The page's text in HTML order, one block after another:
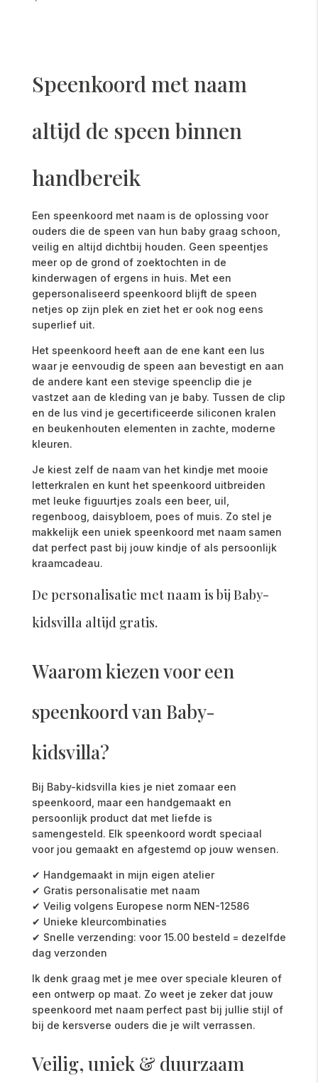
Speenkoord met naam
altijd de speen binnen
handbereik
Een speenkoord met naam is de oplossing voor
ouders die de speen van hun baby graag schoon,
veilig en altijd dichtbij houden. Geen speentjes
meer op de grond of zoektochten in de
kinderwagen of ergens in huis. Met een
gepersonaliseerd speenkoord blijft de speen
netjes op zijn plek en ziet het er ook nog eens
superlief uit.
Het speenkoord heeft aan de ene kant een lus
waar je eenvoudig de speen aan bevestigt en aan
de andere kant een stevige speenclip die je
vastzet aan de kleding van je baby. Tussen de clip
en de lus vind je gecertificeerde siliconen kralen
en beukenhouten elementen in zachte, moderne
kleuren.
Je kiest zelf de naam van het kindje met mooie
letterkralen en kunt het speenkoord uitbreiden
met leuke figuurtjes zoals een beer, uil,
regenboog, daisybloem, poes of muis. Zo stel je
makkelijk een uniek speenkoord met naam samen
dat perfect past bij jouw kindje of als persoonlijk
kraamcadeau.
De personalisatie met naam is bij Baby-
kidsvilla altijd gratis.
Waarom kiezen voor een
speenkoord van Baby-
kidsvilla?
Bij Baby-kidsvilla kies je niet zomaar een
speenkoord, maar een handgemaakt en
persoonlijk product dat met liefde is
samengesteld. Elk speenkoord wordt speciaal
voor jou gemaakt en afgestemd op jouw wensen.
✔ Handgemaakt in mijn eigen atelier
✔ Gratis personalisatie met naam
✔ Veilig volgens Europese norm NEN-12586
✔ Unieke kleurcombinaties
✔ Snelle verzending: voor 15.00 besteld = dezelfde
dag verzonden
Ik denk graag met je mee over speciale kleuren of
een ontwerp op maat. Zo weet je zeker dat jouw
speenkoord met naam perfect past bij jullie stijl of
bij de kersverse ouders die je wilt verrassen.
Veilig, uniek & duurzaam